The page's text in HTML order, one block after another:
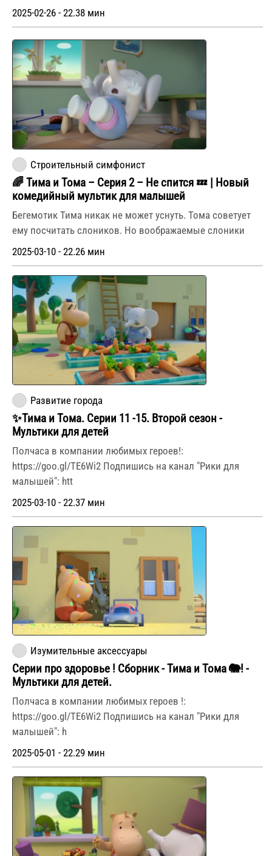
2025-02-26 - 22.38 мин
Строительный симфонист
🌈 Тима и Тома – Серия 2 – Не спится 💤 | Новый
комедийный мультик для малышей
Бегемотик Тима никак не может уснуть. Тома советует
ему посчитать слоников. Но воображаемые слоники
2025-03-10 - 22.26 мин
Развитие города
✨Тима и Тома. Серии 11 -15. Второй сезон -
Мультики для детей
Полчаса в компании любимых героев!:
https://goo.gl/TE6Wi2 Подпишись на канал "Рики для
малышей": htt
2025-03-10 - 22.37 мин
Изумительные аксессуары
Серии про здоровье ! Сборник - Тима и Тома 🐘! -
Мультики для детей.
Полчаса в компании любимых героев !:
https://goo.gl/TE6Wi2 Подпишись на канал "Рики для
малышей": h
2025-05-01 - 22.29 мин